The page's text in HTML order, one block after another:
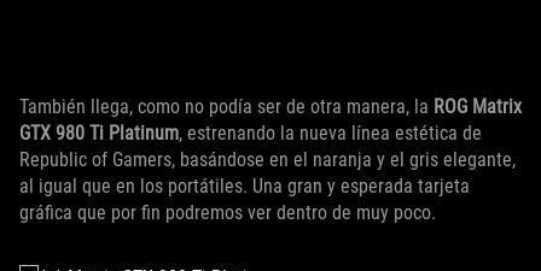
También llega, como no podía ser de otra manera, la ROG Matrix
GTX 980 Ti Platinum, estrenando la nueva línea estética de
Republic of Gamers, basándose en el naranja y el gris elegante,
al igual que en los portátiles. Una gran y esperada tarjeta
gráfica que por fin podremos ver dentro de muy poco.